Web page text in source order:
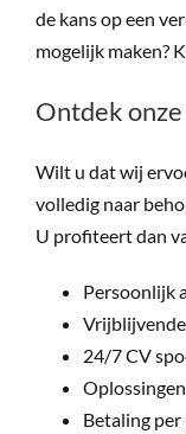
de kans op een
mogelijk maken?
Ontdek
Wilt u dat wij
volledig naar
U profiteert dan
Persoonlijk
24/7 CV
Betaling